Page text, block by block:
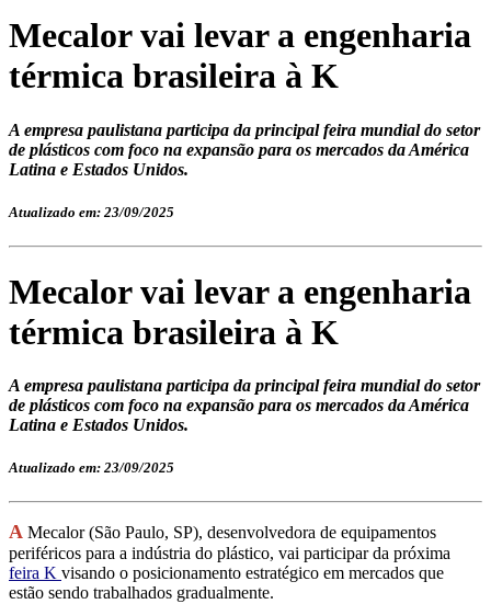
Mecalor vai levar a engenharia
térmica brasileira à K
A empresa paulistana participa da principal feira mundial do setor
de plásticos com foco na expansão para os mercados da América
Latina e Estados Unidos.
Atualizado em: 23/09/2025
Mecalor vai levar a engenharia
térmica brasileira à K
A empresa paulistana participa da principal feira mundial do setor
de plásticos com foco na expansão para os mercados da América
Latina e Estados Unidos.
Atualizado em: 23/09/2025
A Mecalor (São Paulo, SP), desenvolvedora de equipamentos
periféricos para a indústria do plástico, vai participar da próxima
feira K visando o posicionamento estratégico em mercados que
estão sendo trabalhados gradualmente.